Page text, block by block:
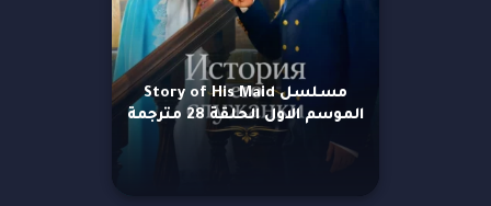
مسلسل Story of His Maid
الموسم الاول الحلقة 28 مترجمة